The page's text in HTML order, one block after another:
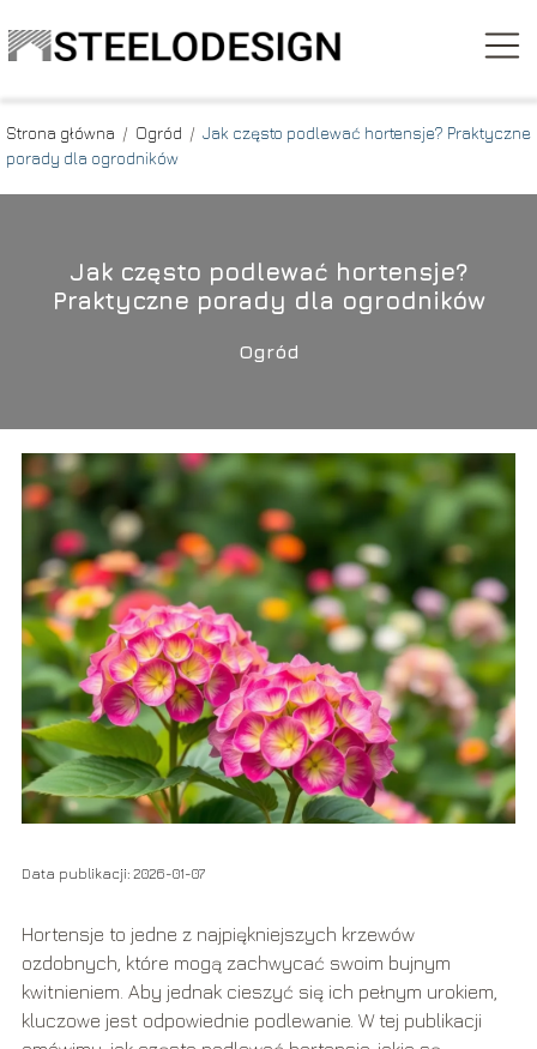
Strona główna / Ogród / Jak często podlewać hortensje? Praktyczne
porady dla ogrodników
Jak często podlewać hortensje?
Praktyczne porady dla ogrodników
Ogród
Data publikacji: 2026-01-07
Hortensje to jedne z najpiękniejszych krzewów
ozdobnych, które mogą zachwycać swoim bujnym
kwitnieniem. Aby jednak cieszyć się ich pełnym urokiem,
kluczowe jest odpowiednie podlewanie. W tej publikacji